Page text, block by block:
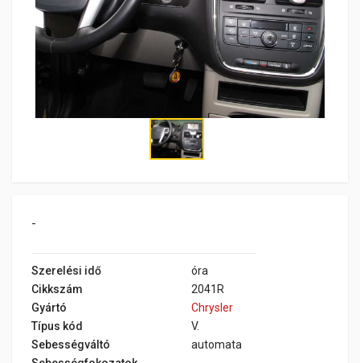
-
Szerelési idő
óra
Cikkszám
2041R
Gyártó
Chrysler
Típus kód
V.
Sebességváltó
automata